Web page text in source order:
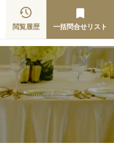
閲覧履歴 一括問合せリスト